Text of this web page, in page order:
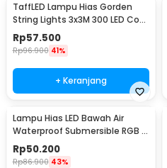
TaffLED Lampu Hias Gorden
String Lights 3x3M 300 LED Cool
White 18W - 300L
Rp57.500
Rp96.900 41%
+ Keranjang
Lampu Hias LED Bawah Air
Waterproof Submersible RGB 2
PCS with Remote - 13017
Rp50.200
Rp86.900 43%